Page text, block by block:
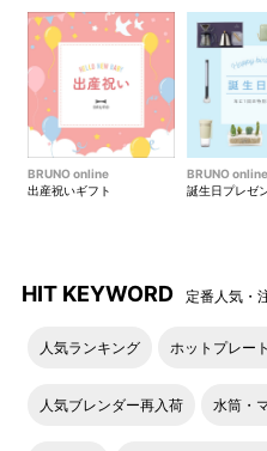
ケットは、細かいものの収納
BRUNO online
出産祝いギフト
BRUNO online
誕生日プレゼ
HIT KEYWORD 定番人気・
人気ランキング ホットプレー
人気ブレンダー再入荷 水筒・